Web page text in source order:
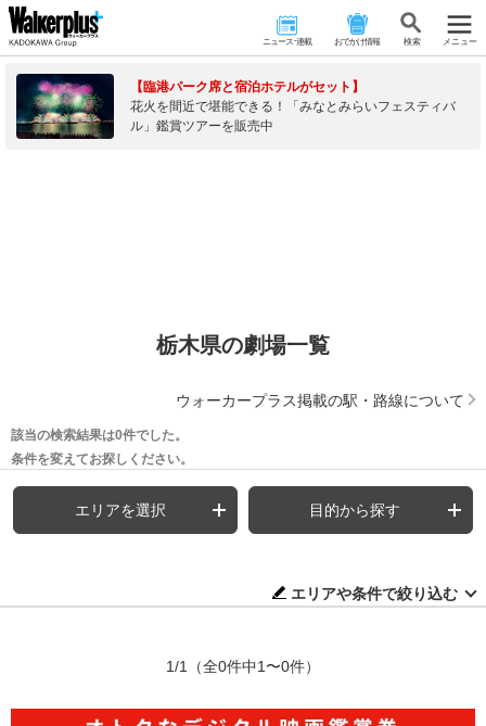
ニュース･連載 おでかけ情報 検 索 メニュー
【臨港パーク席と宿泊ホテルがセット】
花火を間近で堪能できる！「みなとみらいフェスティバ
ル」鑑賞ツアーを販売中
栃木県の劇場一覧
ウォーカープラス掲載の駅・路線について
該当の検索結果は0件でした。
条件を変えてお探しください。
エリアを選択 目的から探す
エリアや条件で絞り込む
1/1 （全0件中1〜0件）